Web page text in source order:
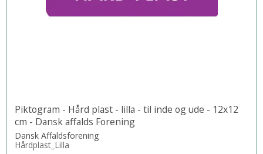
Piktogram - Hård plast - lilla - til inde og ude - 12x12
cm - Dansk affalds Forening
Dansk Affaldsforening
Hårdplast_Lilla